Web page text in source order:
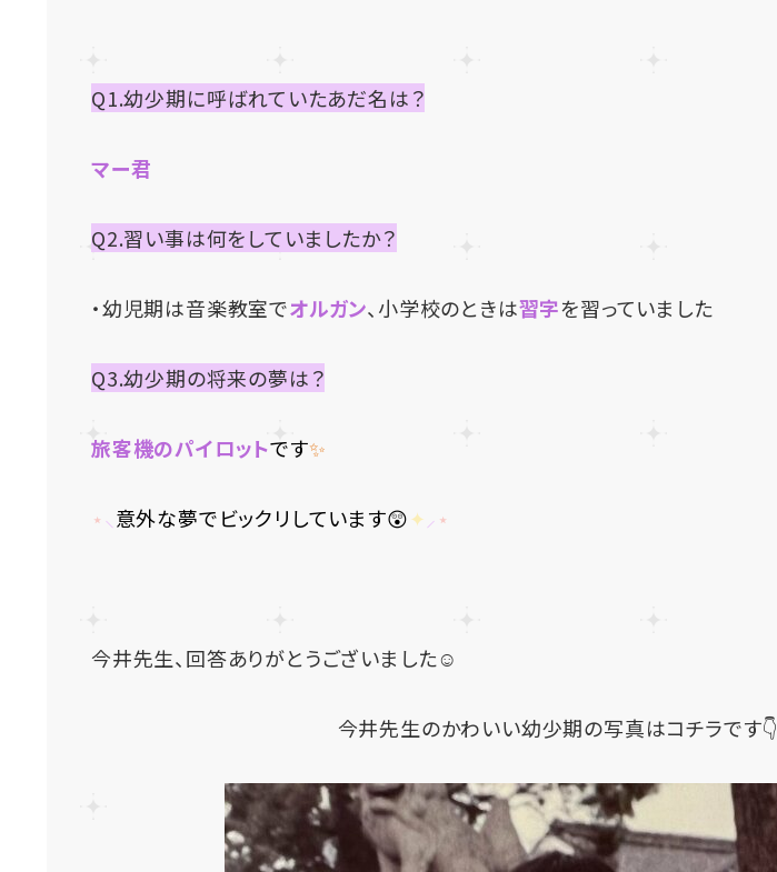
Q1.幼少期に呼ばれていたあだ名は？
マー君
Q2.習い事は何をしていましたか？
・幼児期は音楽教室でオルガン、小学校のときは習字を習っていました
Q3.幼少期の将来の夢は？
旅客機のパイロットです✨
⋆⸜意外な夢でビックリしています😲✦⸝⋆
今井先生、回答ありがとうございました☺
今井先生のかわいい幼少期の写真はコチラです👇